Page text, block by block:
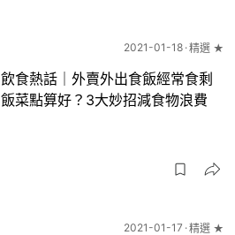
2021-01-18 精選 ★
飲食熱話｜外賣外出食飯經常食剩
飯菜點算好？3大妙招減食物浪費
2021-01-17 精選 ★